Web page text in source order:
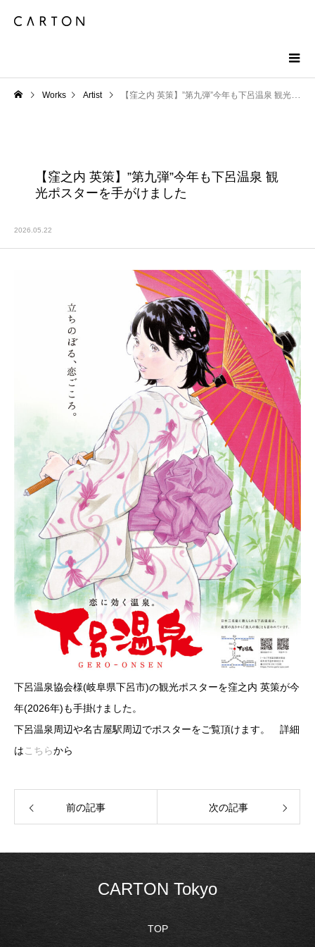
Works Artist 【窪之内 英策】”第九弾”今年も下呂温泉 観光ポスターを手がけました
【窪之内 英策】”第九弾”今年も下呂温泉 観
光ポスターを手がけました
2026.05.22
下呂温泉協会様(岐阜県下呂市)の観光ポスターを窪之内 英策が今
年(2026年)も手掛けました。
下呂温泉周辺や名古屋駅周辺でポスターをご覧頂けます。 詳細
は こちらから
前の記事 次の記事
CARTON Tokyo
TOP